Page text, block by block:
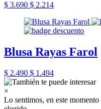
$ 3.690 $ 2.214
Blusa Rayas Farol
$ 2.490 $ 1.494
×
Lo sentimos, en este